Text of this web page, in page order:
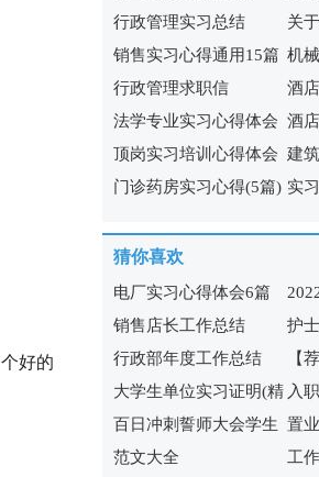
好的
篇)
篇)
行政管理实习总结
关
6篇
销售实习心得通用15篇 机
(11
行政管理求职信
酒
法学专业实习心得体会
9篇
酒
篇)
顶岗实习培训心得体会 建
15
门诊药房实习心得(5篇) 实
猜你喜欢
电厂实习心得体会6篇
祝
销售店长工作总结
护
行政部年度工作总结
【
大学生单位实习证明(精
选15篇)
入
百日冲刺誓师大会学生
发言稿
置
范文大全
工